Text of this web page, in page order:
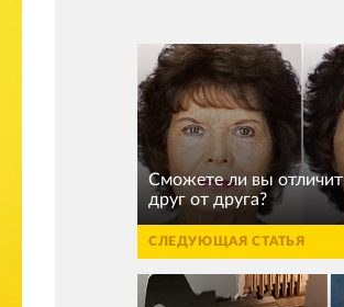
Сможете ли вы
друг от друга?
СЛЕДУЮЩАЯ СТАТЬЯ